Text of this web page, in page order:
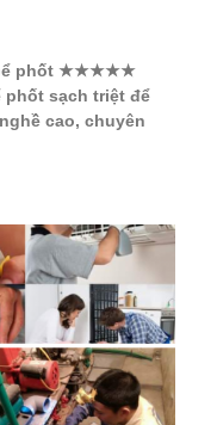
bể phốt ★★★★★
phốt sạch triệt để
cao, chuyên